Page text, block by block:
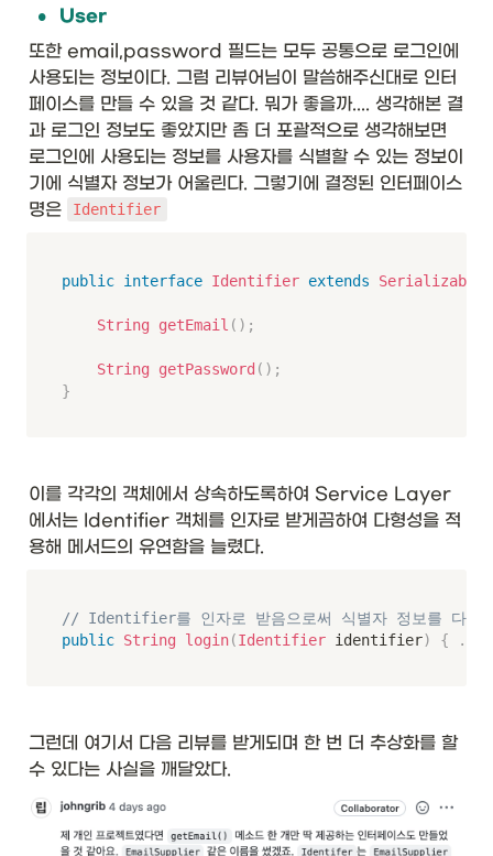
• User
또한 email,password 필드는 모두 공통으로 로그인에
사용되는 정보이다. 그럼 리뷰어님이 말씀해주신대로 인터
페이스를 만들 수 있을 것 같다. 뭐가 좋을까.... 생각해본 결
과 로그인 정보도 좋았지만 좀 더 포괄적으로 생각해보면
로그인에 사용되는 정보를 사용자를 식별할 수 있는 정보이
기에 식별자 정보가 어울린다. 그렇기에 결정된 인터페이스
명은
Identifier
public interface Identifier extends Serializable
String getEmail ( ) ;
String getPassword ( ) ;
}
이를 각각의 객체에서 상속하도록하여 Service Layer
에서는 Identifier 객체를 인자로 받게끔하여 다형성을 적
용해 메서드의 유연함을 늘렸다.
// Identifier를 인자로 받음으로써 식별자 정보를 다형
public String login(Identifier identifier) { .
그런데 여기서 다음 리뷰를 받게되며 한 번 더 추상화를 할
수 있다는 사실을 깨달았다.